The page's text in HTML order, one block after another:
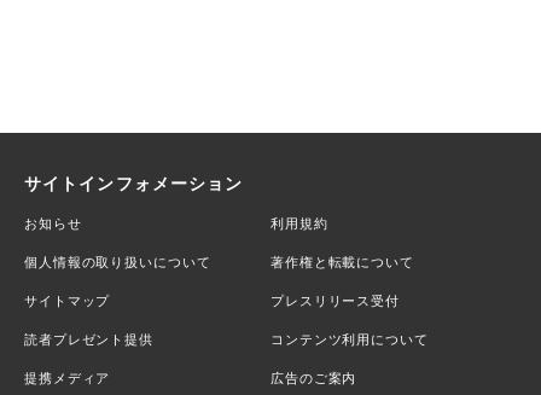
サイトインフォメーション
お知らせ 利用規約
個人情報の取り扱いについて 著作権と転載について
サイトマップ プレスリリース受付
読者プレゼント提供 コンテンツ利用について
提携メディア 広告のご案内